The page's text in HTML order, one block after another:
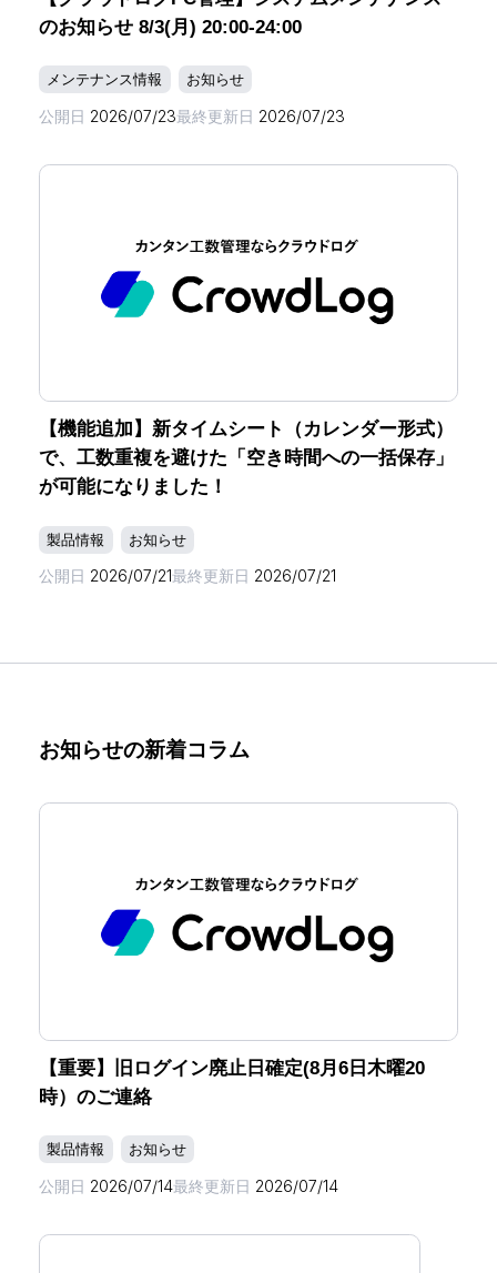
のお知らせ 8/3(月) 20:00-24:00
メンテナンス情報 お知らせ
公開日 2026/07/23最終更新日 2026/07/23
【機能追加】新タイムシート（カレンダー形式）
で、工数重複を避けた「空き時間への一括保存」
が可能になりました！
製品情報 お知らせ
公開日 2026/07/21最終更新日 2026/07/21
お知らせの新着コラム
【重要】旧ログイン廃止日確定(8月6日木曜20
時）のご連絡
製品情報 お知らせ
公開日 2026/07/14最終更新日 2026/07/14